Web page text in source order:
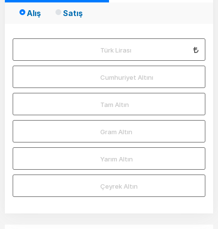
Alış Satış
Türk Lirası
Cumhuriyet Altını
Tam Altın
Gram Altın
Yarım Altın
Çeyrek Altın